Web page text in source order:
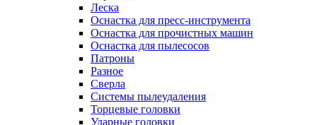
Леска
Оснастка для пресс-инструмента
Оснастка для прочистных машин
Оснастка для пылесосов
Патроны
Разное
Сверла
Системы пылеудаления
Торцевые головки
Ударные головки